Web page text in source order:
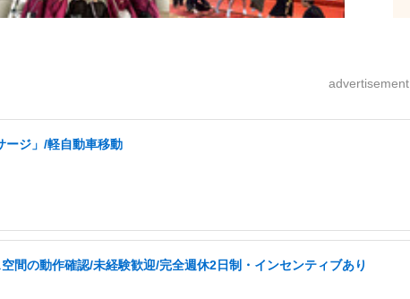
advertisement
ージ」/軽自動車移動
間の動作確認/未経験歓迎/完全週休2日制・インセンティブあり